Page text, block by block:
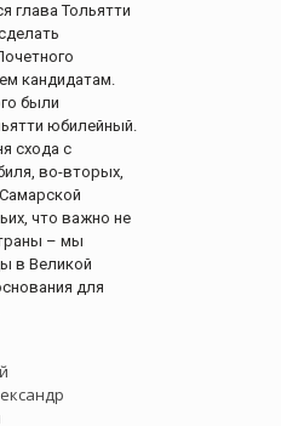
глава Тольятти
кандидатам.
были
юбилейный.
схода с
во-вторых,
что важно не
– мы
в Великой
для